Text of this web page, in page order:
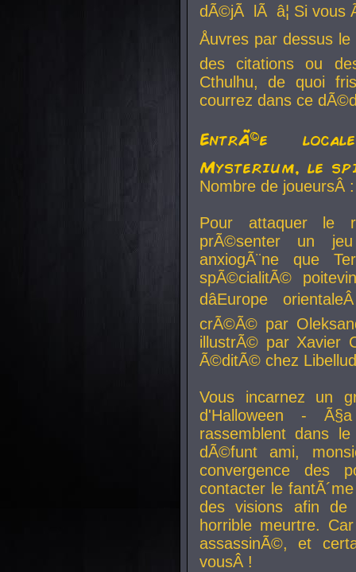
dÃ©jÃ lÃ â¦ Si vous
Åuvres par dessus
des citations ou
Cthulhu, de quoi
courrez dans ce
EntrÃ©e
Mysterium, le
Nombre de
Pour attaquer le
prÃ©senter un
anxiogÃ¨ne que
spÃ©cialitÃ©
dâEurope
crÃ©Ã© par
illustrÃ© par Xavier
Ã©ditÃ© chez
Vous incarnez un
d'Halloween -
rassemblent dans
dÃ©funt ami,
convergence des
contacter le
des visions afin
horrible meurtre.
assassinÃ©, et
vousÂ !